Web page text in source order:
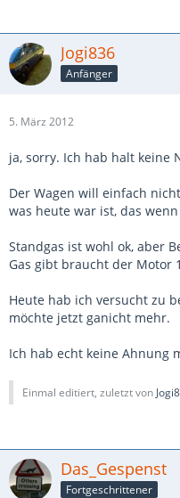
Jogi836
Anfänger
5. März 2012
ja, sorry. Ich hab halt keine
Der Wagen will einfach
was heute war ist, das
Standgas ist wohl ok, aber
Gas gibt braucht der Motor
Heute hab ich versucht zu
möchte jetzt ganicht mehr.
Ich hab echt keine Ahnung
Einmal editiert, zuletzt von
Das_Gespenst
Fortgeschrittener